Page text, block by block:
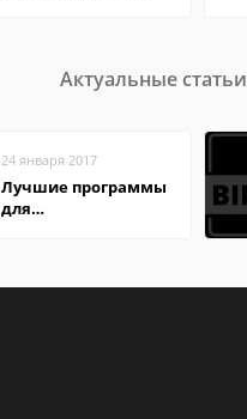
Актуальные статьи
24 января 2017
Лучшие программы
для